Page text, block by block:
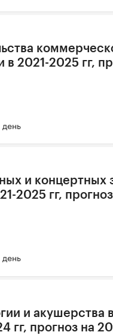
2021-2025 гг,
и концертных
2025 гг,
и акушерства
гг, прогноз на